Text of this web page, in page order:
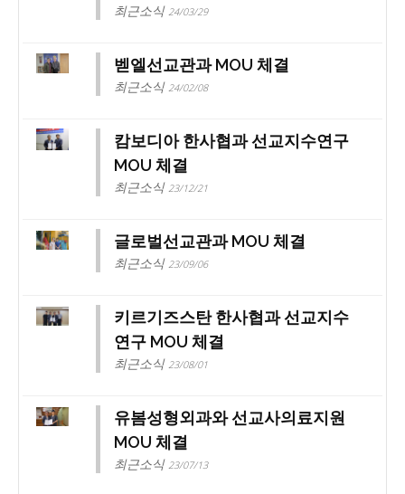
최근소식 24/03/29
벧엘선교관과 MOU 체결
최근소식 24/02/08
캄보디아 한사협과 선교지수연구
MOU 체결
최근소식 23/12/21
글로벌선교관과 MOU 체결
최근소식 23/09/06
키르기즈스탄 한사협과 선교지수
연구 MOU 체결
최근소식 23/08/01
유봄성형외과와 선교사의료지원
MOU 체결
최근소식 23/07/13